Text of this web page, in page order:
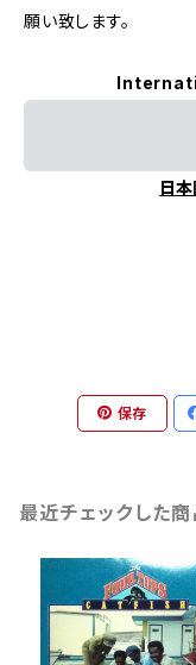
願い致します。
日
保存
最近チェックした商